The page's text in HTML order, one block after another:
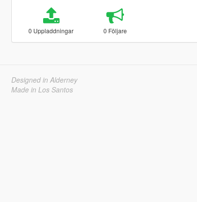
0 Uppladdningar 0 Följare
Designed in Alderney
Made in Los Santos